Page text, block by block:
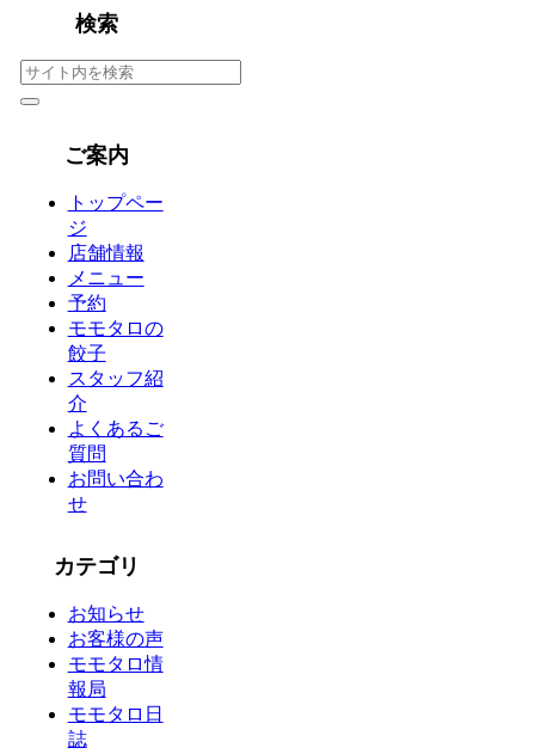
検索
ご案内
トップペー
ジ
店舗情報
メニュー
予約
モモタロの
餃子
スタッフ紹
介
よくあるご
質問
お問い合わ
せ
カテゴリ
お知らせ
お客様の声
モモタロ情
報局
モモタロ日
誌